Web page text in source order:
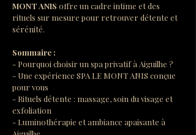
MONT ANIS offre un cadre intime et des
rituels sur mesure pour retrouver détente et
sérénité.
Sommaire :
- Pourquoi choisir un spa privatif à Aiguilhe ?
- Une expérience SPA LE MONT ANIS conçue
pour vous
- Rituels détente : massage, soin du visage et
exfoliation
- Luminothérapie et ambiance apaisante à